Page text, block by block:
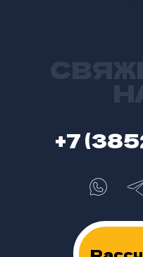
+7